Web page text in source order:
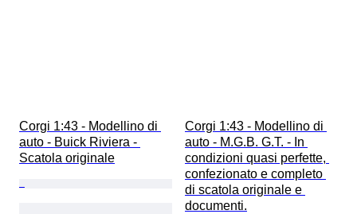
Corgi 1:43 - Modellino di
auto - Buick Riviera -
Scatola originale
Corgi 1:43 - Modellino di
auto - M.G.B. G.T. - In
condizioni quasi perfette,
confezionato e completo
di scatola originale e
documenti.